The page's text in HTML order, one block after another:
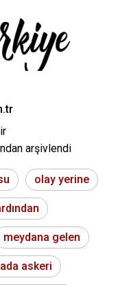
arşivlendi
olay yerine
meydana gelen
askeri